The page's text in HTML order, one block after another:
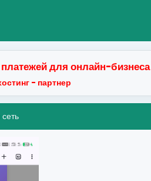
для онлайн-бизнеса
- партнер